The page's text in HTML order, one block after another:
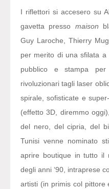
I riflettori si accesero su
gavetta presso maison
Guy Laroche, Thierry
per merito di una sfilata a
pubblico e stampa
rivoluzionari tagli laser
spirale, sofisticate e
(effetto 3D, diremmo
del nero, del cipria, del
Tunisi venne nominato
aprire boutique in tutto il
degli anni ‘90, intraprese
artisti (in primis col